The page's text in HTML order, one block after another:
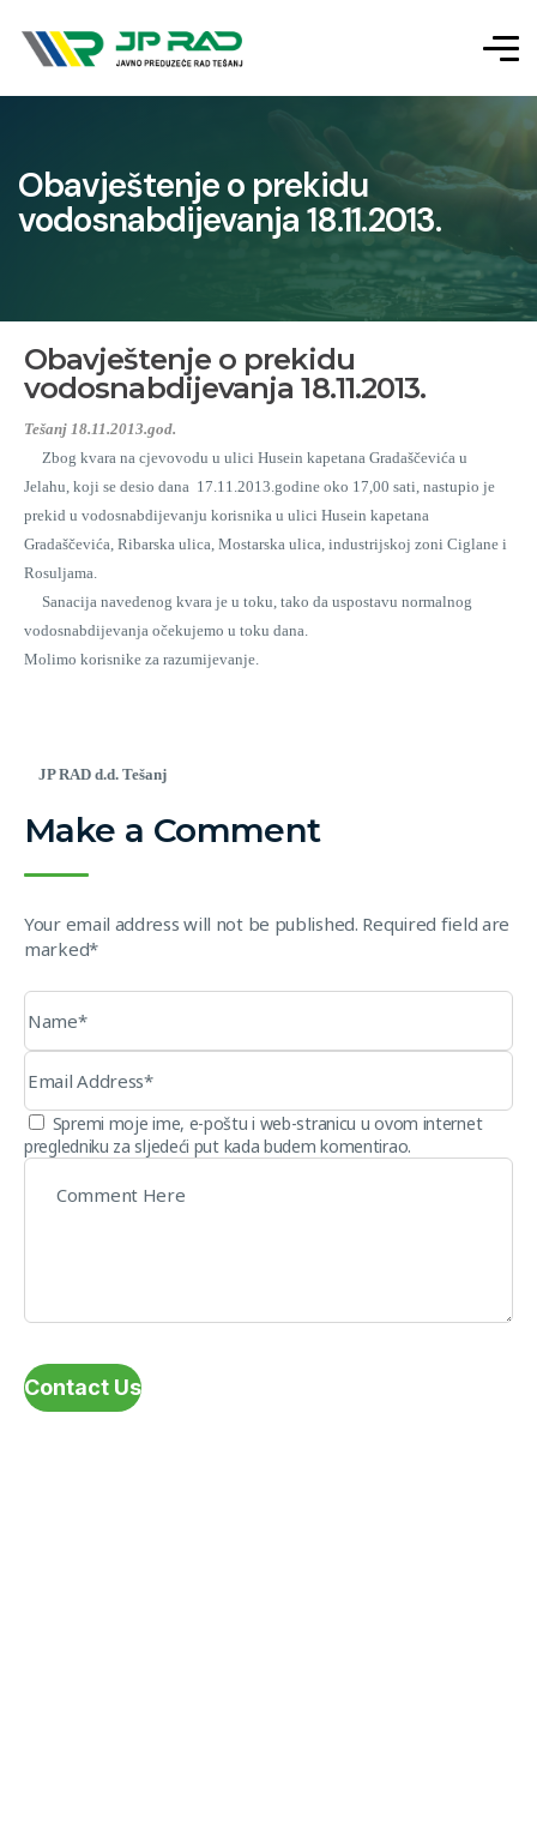
Obavještenje o prekidu
vodosnabdijevanja 18.11.2013.
Obavještenje o prekidu
vodosnabdijevanja 18.11.2013.
Tešanj 18.11.2013.god.
Zbog kvara na cjevovodu u ulici Husein kapetana Gradaščevića u
Jelahu, koji se desio dana 17.11.2013.godine oko 17,00 sati, nastupio je
prekid u vodosnabdijevanju korisnika u ulici Husein kapetana
Gradaščevića, Ribarska ulica, Mostarska ulica, industrijskoj zoni Ciglane i
Rosuljama.
Sanacija navedenog kvara je u toku, tako da uspostavu normalnog
vodosnabdijevanja očekujemo u toku dana.
Molimo korisnike za razumijevanje.
JP RAD d.d. Tešanj
Make a Comment
Your email address will not be published. Required field are
marked*
Spremi moje ime, e-poštu i web-stranicu u ovom internet
pregledniku za sljedeći put kada budem komentirao.
Contact Us